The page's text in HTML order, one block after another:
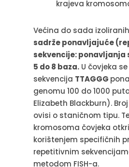
krajeva
Većina do sada
sadrže ponavljajuće
sekvencije: ponavljanja
5 do 8 baza.U čovjeka
sekvencija TTAGGG
genomu 100 do 1000
Elizabeth Blackburn).
ovisi o staničnom tipu.
kromosoma čovjeka
korištenjem specifičnih
repetitivnim
metodom FISH-a.